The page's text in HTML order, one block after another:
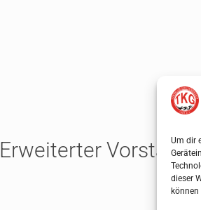
Um dir
dieser
können
Erweiterter Vorstand